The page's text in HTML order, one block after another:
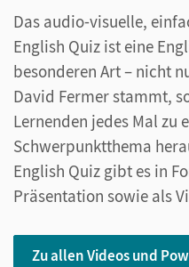
Das audio-visuelle,
English Quiz ist eine
besonderen Art – nicht
David Fermer stammt,
Lernenden jedes Mal zu
Schwerpunktthema
English Quiz gibt es in
Präsentation sowie als
Zu allen Videos und